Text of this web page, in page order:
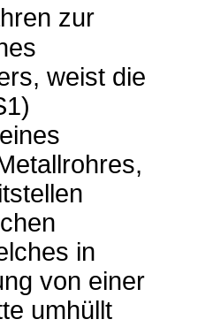
zur
weist die
in
von einer
umhüllt